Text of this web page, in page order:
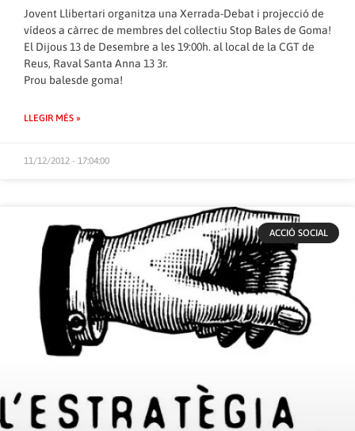
Jovent Llibertari organitza una Xerrada-Debat i projecció de
vídeos a càrrec de membres del col·lectiu Stop Bales de Goma!
El Dijous 13 de Desembre a les 19:00h. al local de la CGT de
Reus, Raval Santa Anna 13 3r.
Prou balesde goma!
LLEGIR MÉS »
11/12/2012 - 17:04:00
ACCIÓ SOCIAL